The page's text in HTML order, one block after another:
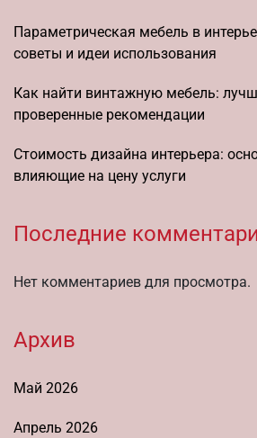
Параметрическая мебель в
советы и идеи использования
Как найти винтажную мебель:
проверенные рекомендации
Стоимость дизайна интерьера:
влияющие на цену услуги
Последние
Нет комментариев для просмотра.
Архив
Май 2026
Апрель 2026